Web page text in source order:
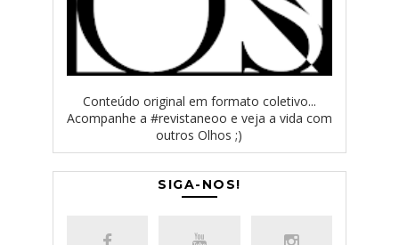
Conteúdo original em formato coletivo...
Acompanhe a #revistaneoo e veja a vida com
outros Olhos ;)
SIGA-NOS!